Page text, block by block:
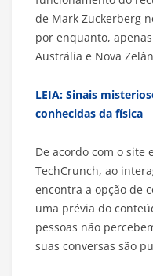
de Mark Zuckerberg
por enquanto,
Austrália e Nova
LEIA: Sinais
conhecidas da física
De acordo com o site
TechCrunch, ao
encontra a opção de
uma prévia do
pessoas não
suas conversas são